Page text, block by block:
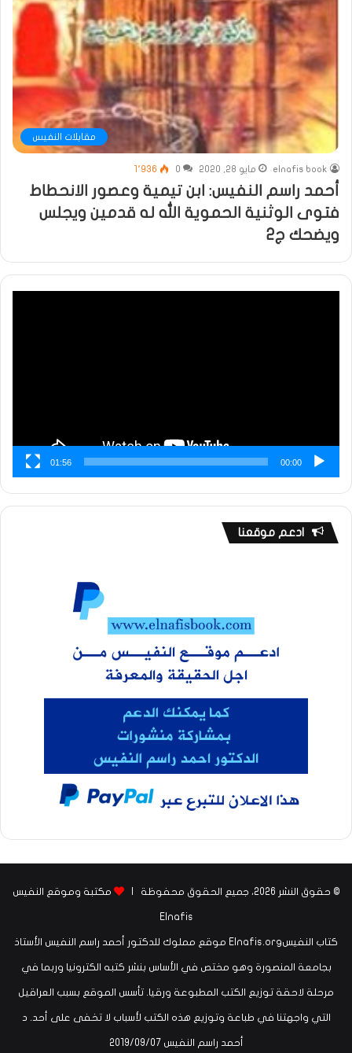
مقابلات النفيس
elnafis book مايو 28, 2020 0 1٬936
أحمد راسم النفيس: ابن تيمية وعصور الانحطاط
فتوى الوثنية الحموية الله له قدمين ويجلس
ويضحك ج2
00:00
01:56
ادعم موقعنا
© حقوق النشر 2026، جميع الحقوق محفوظة | مكتبة وموقع النفيس
Elnafis
كتاب النفيسElnafis.org موقع مملوك للدكتور أحمد راسم النفيس الأستاذ
بجامعة المنصورة وهو مختص في الأساس بنشر كتبه الكترونيا وربما في
مرحلة لاحقة توزيع الكتب المطبوعة ورقيا. تأسس الموقع بسبب العراقيل
التي واجهتنا في طباعة وتوزيع هذه الكتب لأسباب لا تخفى على أحد. د
أحمد راسم النفيس ‏07‏/09‏/2019